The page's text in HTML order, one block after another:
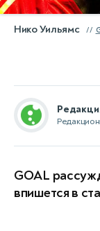
Нико Уильямс
GOAL
впишется в